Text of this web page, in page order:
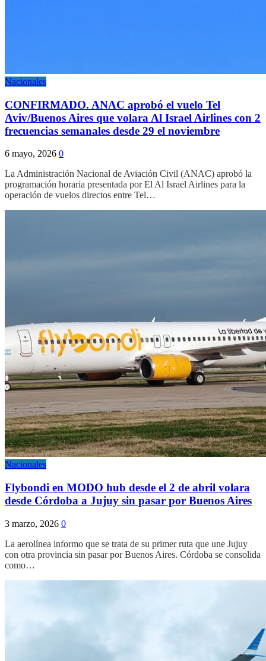
Nacionales
CONFIRMADO. ANAC aprobó el vuelo Tel
Aviv/Buenos Aires que volara Al Israel Airlines con 2
frecuencias semanales desde 29 el noviembre
6 mayo, 2026 0
La Administración Nacional de Aviación Civil (ANAC) aprobó la
programación horaria presentada por El Al Israel Airlines para la
operación de vuelos directos entre Tel…
Nacionales
Flybondi en MODO hub desde el 2 de abril volara
desde Córdoba a Jujuy sin pasar por Buenos Aires
3 marzo, 2026 0
La aerolínea informo que se trata de su primer ruta que une Jujuy
con otra provincia sin pasar por Buenos Aires. Córdoba se consolida
como…